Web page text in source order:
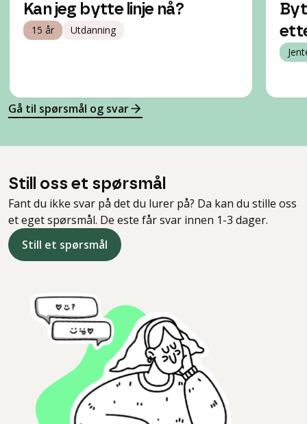
Kan jeg bytte linje nå?
15 år Utdanning
Gå til spørsmål og svar
Still oss et spørsmål
Fant du ikke svar på det du lurer på? Da kan du stille oss
et eget spørsmål. De fleste får svar innen 1-3 dager.
Still et spørsmål